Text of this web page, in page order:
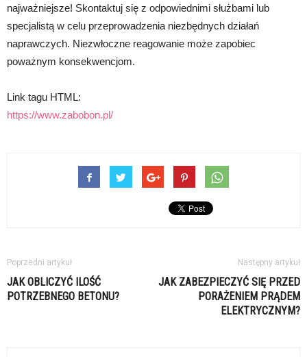
najważniejsze! Skontaktuj się z odpowiednimi służbami lub
specjalistą w celu przeprowadzenia niezbędnych działań
naprawczych. Niezwłoczne reagowanie może zapobiec
poważnym konsekwencjom.
Link tagu HTML:
https://www.zabobon.pl/
Poprzedni artykuł
JAK OBLICZYĆ ILOŚĆ
POTRZEBNEGO BETONU?
Następny artykuł
JAK ZABEZPIECZYĆ SIĘ PRZED
PORAŻENIEM PRĄDEM
ELEKTRYCZNYM?